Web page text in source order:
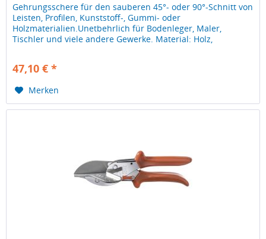
Gehrungsschere für den sauberen 45°- oder 90°-Schnitt von
Leisten, Profilen, Kunststoff-, Gummi- oder
Holzmaterialien.Unetbehrlich für Bodenleger, Maler,
Tischler und viele andere Gewerke. Material: Holz,
47,10 € *
Merken